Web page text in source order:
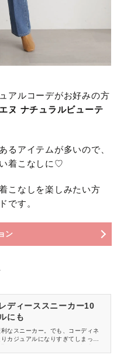
アルコーデがお好みの方
ヌ ナチュラルビューテ
るアイテムが多いので、
着こなしに♡
こなしを楽しみたい方
です。
ン
ディーススニーカー10
にも
なスニーカー。でも、コーディネ
カジュアルになりすぎてしまった